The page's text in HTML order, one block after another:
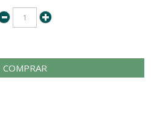
COMPRAR